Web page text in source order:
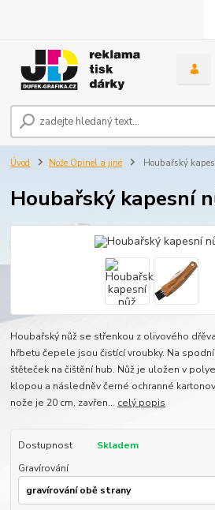
Úvod Nože Opinel a jiné Houbařský
Houbařský kapesní
Houbařský nůž se střenkou z olivového
hřbetu čepele jsou čistící vroubky. Na
štěteček na čištění hub. Nůž je uložen v
klopou a následněv černé ochranné
nože je 20 cm, zavřen... celý popis
Dostupnost
Skladem
Gravírování